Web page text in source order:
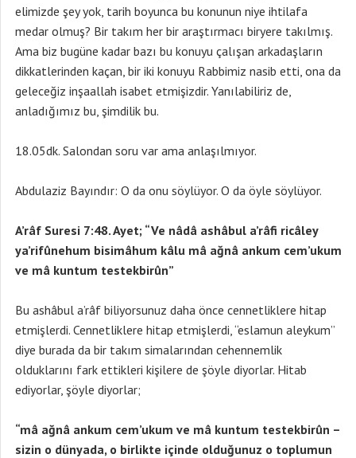
elimizde şey yok, tarih boyunca bu konunun niye ihtilafa
medar olmuş? Bir takım her bir araştırmacı biryere takılmış.
Ama biz bugüne kadar bazı bu konuyu çalışan arkadaşların
dikkatlerinden kaçan, bir iki konuyu Rabbimiz nasib etti, ona da
geleceğiz inşaallah isabet etmişizdir. Yanılabiliriz de,
anladığımız bu, şimdilik bu.
18.05dk. Salondan soru var ama anlaşılmıyor.
Abdulaziz Bayındır: O da onu söylüyor. O da öyle söylüyor.
A’râf Suresi 7:48. Ayet; “Ve nâdâ ashâbul a’râfi ricâley
ya’rifûnehum bisimâhum kâlu mâ ağnâ ankum cem’ukum
ve mâ kuntum testekbirûn”
Bu ashâbul a’râf biliyorsunuz daha önce cennetliklere hitap
etmişlerdi. Cennetliklere hitap etmişlerdi, “eslamun aleykum”
diye burada da bir takım simalarından cehennemlik
olduklarını fark ettikleri kişilere de şöyle diyorlar. Hitab
ediyorlar, şöyle diyorlar;
“mâ ağnâ ankum cem’ukum ve mâ kuntum testekbirûn –
sizin o dünyada, o birlikte içinde olduğunuz o toplumun